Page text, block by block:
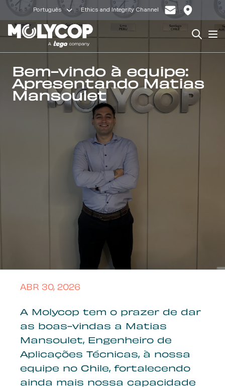
Português Ethics and Integrity Channel
Search
Bem-vindo à equipe:
Apresentando Matias
Mansoulet
ABR 30, 2026
A Molycop tem o prazer de dar
as boas-vindas a Matias
Mansoulet, Engenheiro de
Aplicações Técnicas, à nossa
equipe no Chile, fortalecendo
ainda mais nossa capacidade